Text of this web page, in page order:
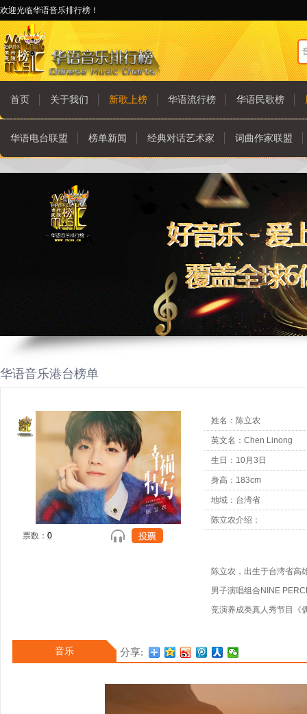
欢迎光临华语音乐排行榜！
首页 关于我们 新歌上榜 华语流行榜 华语民歌榜
华语电台联盟 榜单新闻 经典对话艺术家 词曲作家联盟
华语音乐港台榜单
票数：
姓名：陈立农
英文名：Chen Linong
生日：10月3日
身高：183cm
地域：台湾省
陈立农介绍：
陈立农，出生于台湾省高
男子演唱组合NINE
竞演养成类真人秀节目《
PERCENT在上海举行
戏》正式上线；9月，作
室友》。
音乐 分享: